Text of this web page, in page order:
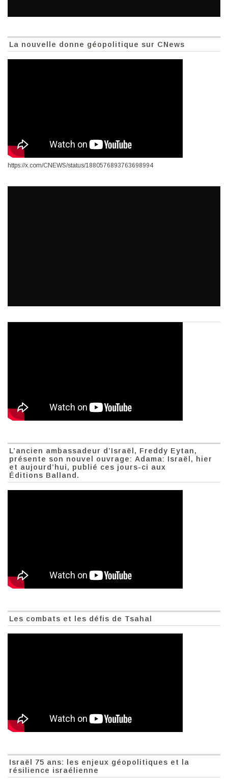
La nouvelle donne géopolitique sur CNews
https://x.com/CNEWS/status/1880576893763698994
L’ancien ambassadeur d’Israël, Freddy Eytan,
présente son nouvel ouvrage: Adama: Israël, hier
et aujourd’hui, publié ces jours-ci aux
Éditions Balland.
Les combats et les défis de Tsahal
Israël 75 ans: les enjeux géopolitiques et la
résilience israélienne